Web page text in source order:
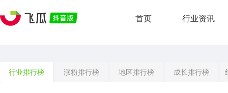
首页 行业资讯
行业排行榜 涨粉排行榜 地区排行榜 成长排行榜